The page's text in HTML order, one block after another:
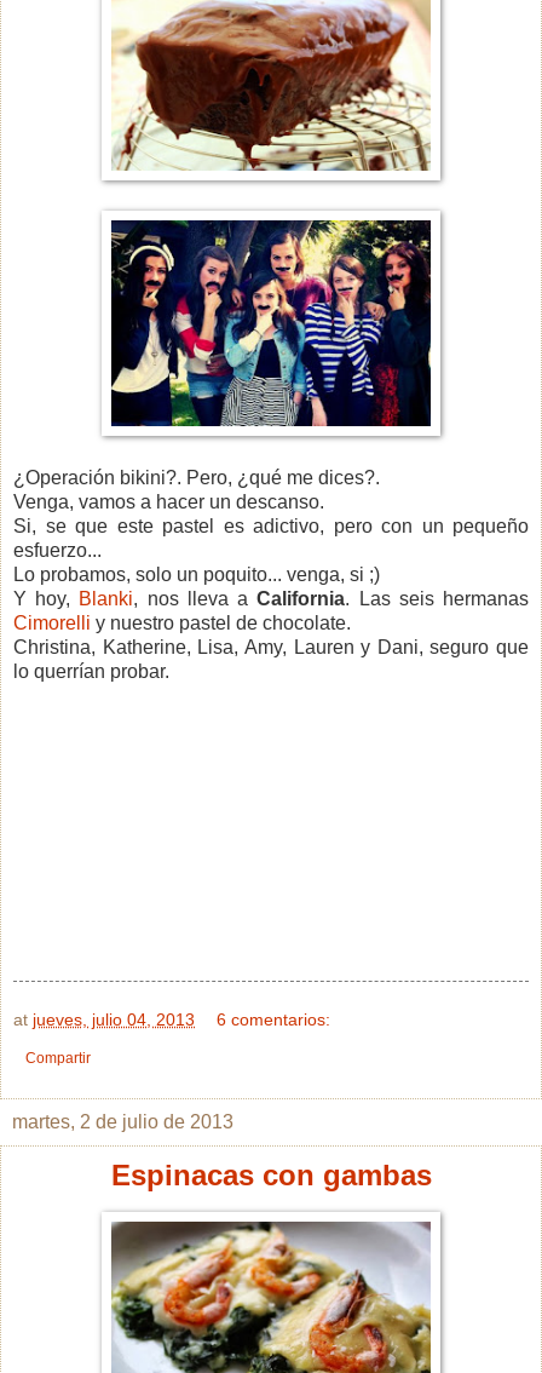
¿Operación bikini?. Pero, ¿qué me dices?.
Venga, vamos a hacer un descanso.
Si, se que este pastel es adictivo, pero con un pequeño
esfuerzo...
Lo probamos, solo un poquito... venga, si ;)
Y hoy, Blanki, nos lleva aCalifornia. Las seis hermanas
Cimorelli y nuestro pastel de chocolate.
Christina, Katherine, Lisa, Amy, Lauren y Dani, seguro que
lo querrían probar.
at jueves, julio 04, 2013 6 comentarios:
Compartir
martes, 2 de julio de 2013
Espinacas con gambas